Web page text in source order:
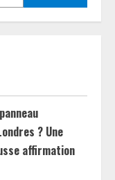
? Une
affirmation